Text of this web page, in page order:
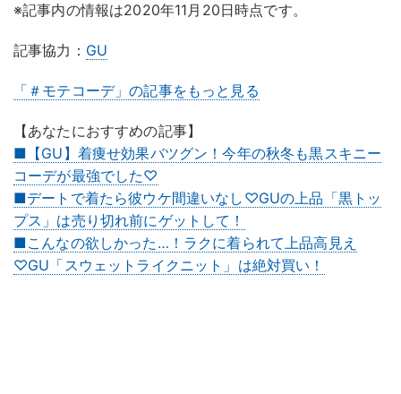
※記事内の情報は2020年11月20日時点です。
記事協力： GU
「＃モテコーデ」の記事をもっと見る
【あなたにおすすめの記事】
■【GU】着痩せ効果バツグン！今年の秋冬も黒スキニー
コーデが最強でした♡
■デートで着たら彼ウケ間違いなし♡GUの上品「黒トッ
プス」は売り切れ前にゲットして！
■こんなの欲しかった…！ラクに着られて上品高見え
♡GU「スウェットライクニット」は絶対買い！